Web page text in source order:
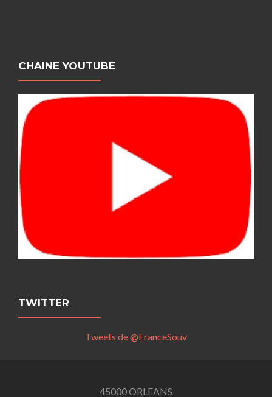
CHAINE YOUTUBE
TWITTER
Tweets de @FranceSouv
45000 ORLEANS